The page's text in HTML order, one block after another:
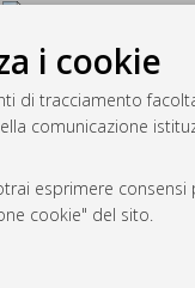
i cookie
di tracciamento
comunicazione
esprimere
cookie" del sito.